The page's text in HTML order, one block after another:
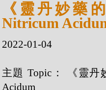
《靈丹妙藥
Nitricum
2022-01-04
主題 Topic： 《靈丹
Acidum